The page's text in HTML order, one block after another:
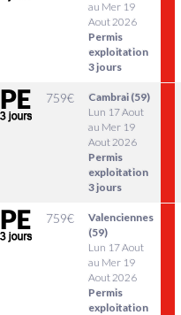
au Mer 19
Aout 2026
Permis
exploitation
3 jours
759€
Cambrai (59)
Lun 17 Aout
au Mer 19
Aout 2026
Permis
exploitation
3 jours
759€
Valenciennes
(59)
Lun 17 Aout
au Mer 19
Aout 2026
Permis
exploitation